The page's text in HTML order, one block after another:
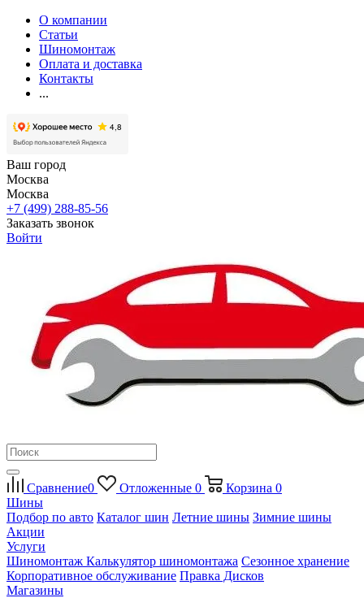
О компании
Статьи
Шиномонтаж
Оплата и доставка
Контакты
...
Ваш город
Москва
Москва
+7 (499) 288-85-56
Заказать звонок
Войти
Сравнение0 Отложенные 0 Корзина 0
Шины
Подбор по авто Каталог шин Летние шины Зимние шины
Акции
Услуги
Шиномонтаж Калькулятор шиномонтажа Сезонное хранение
Корпоративное обслуживание Правка Дисков
Магазины